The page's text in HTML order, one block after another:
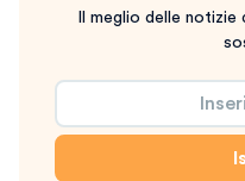
Il meglio delle